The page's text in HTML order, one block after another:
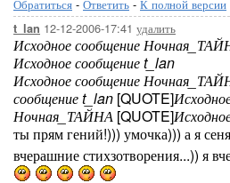
Обратиться - Ответить - К полной версии
t_lan 12-12-2006-17:41 удалить
Исходное сообщение
Исходное сообщение t_lan
Исходное сообщение
сообщение t_lan [QUOTE]
Ночная_ТАЙНА [QUOTE]
ты прям гений!))) умочка))) а я
вчерашние стихзотворения...)) я